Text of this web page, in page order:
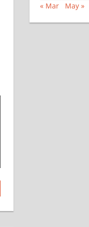
« Mar
May »